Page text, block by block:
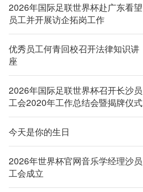
2026年国际足联世界杯赴广东看望
员工并开展访企拓岗工作
优秀员工何青回校召开法律知识讲
座
2026年国际足联世界杯召开长沙员
工会2020年工作总结会暨揭牌仪式
今天是你的生日
2026年世界杯官网音乐学经理沙员
工会成立